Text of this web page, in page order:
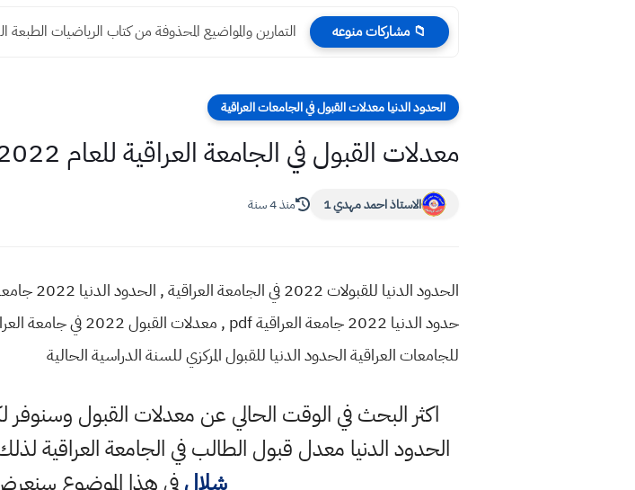
📁 مشاركات منوعه التمارين والمواضيع المحذوفة من كتاب الرياضيات الطبعة الجديدة
الحدود الدنيا معدلات القبول في الجامعات العراقية
معدلات القبول في الجامعة العراقية للعام 2022 الحدود الدنيا
الاستاذ احمد مهدي 1 منذ 4 سنة
للجامعات العراقية الحدود الدنيا للقبول المركزي للسنة الدراسية الحالية
اكثر البحث في الوقت الحالي عن معدلات القبول
الحدود الدنيا معدل قبول الطالب في الجامعة العراقية
شلالفي هذا الموضوع